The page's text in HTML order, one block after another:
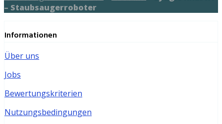
– Staubsaugerroboter
Informationen
Über uns
Jobs
Bewertungskriterien
Nutzungsbedingungen